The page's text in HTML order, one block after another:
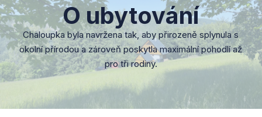
O ubytování
Chaloupka byla navržena tak, aby přirozeně splynula s
okolní přírodou a zároveň poskytla maximální pohodlí až
pro tři rodiny.